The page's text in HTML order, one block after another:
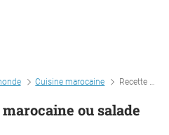
Cuisine marocaine Recette de la salade marocaine ou salade méchouia
ou salade